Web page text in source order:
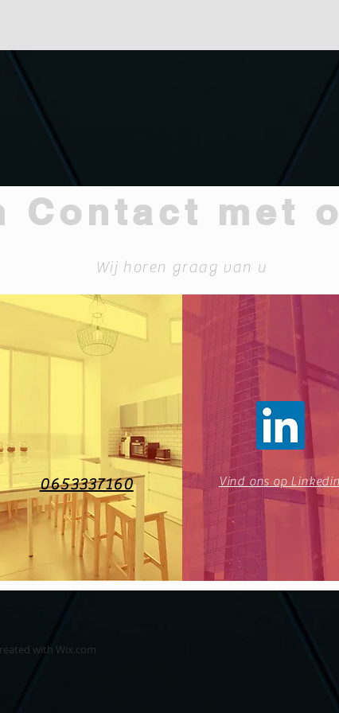
Contact met
Wij horen graag van u
0653337160 Vind ons op Linkedin
with Wix.com